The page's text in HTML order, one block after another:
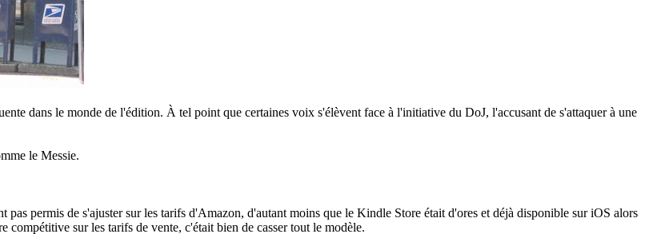
dans le monde de l'édition. À tel point que certaines voix s'élèvent face à l'initiative du DoJ, l'accusant de s'attaquer à une
le Messie.
permis de s'ajuster sur les tarifs d'Amazon, d'autant moins que le Kindle Store était d'ores et déjà disponible sur iOS alors
sur les tarifs de vente, c'était bien de casser tout le modèle.